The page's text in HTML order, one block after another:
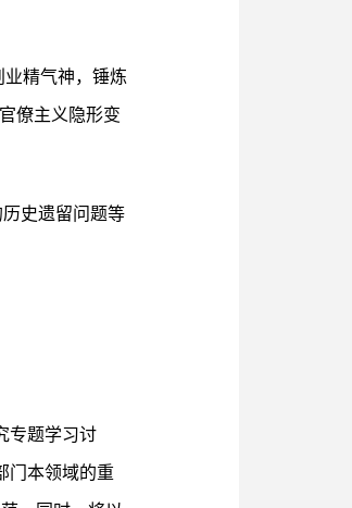
精气神，锤炼
僚主义隐形变
史遗留问题等
专题学习讨
门本领域的重